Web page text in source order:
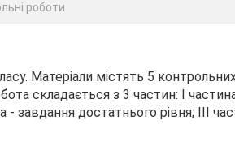
роботи
Матеріали містять 5
складається з 3 частин: І
- завдання достатнього рівня; ІІІ